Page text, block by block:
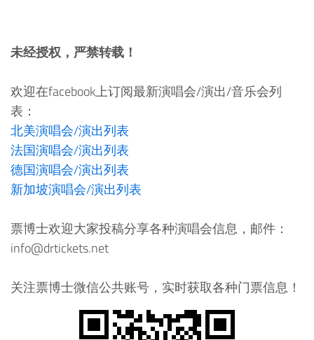
未经授权，严禁转载！
欢迎在facebook上订阅最新演唱会/演出/音乐会列
表：
北美演唱会/演出列表
法国演唱会/演出列表
德国演唱会/演出列表
新加坡演唱会/演出列表
票博士欢迎大家投稿分享各种演唱会信息，邮件：
info@drtickets.net
关注票博士微信公共账号，实时获取各种门票信息！